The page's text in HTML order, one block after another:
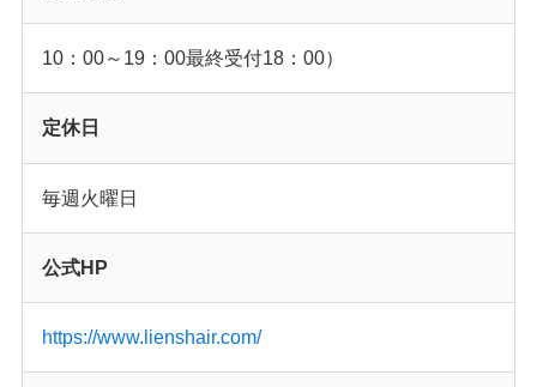
10：00～19：00最終受付18：00）
定休日
毎週火曜日
公式HP
https://www.lienshair.com/